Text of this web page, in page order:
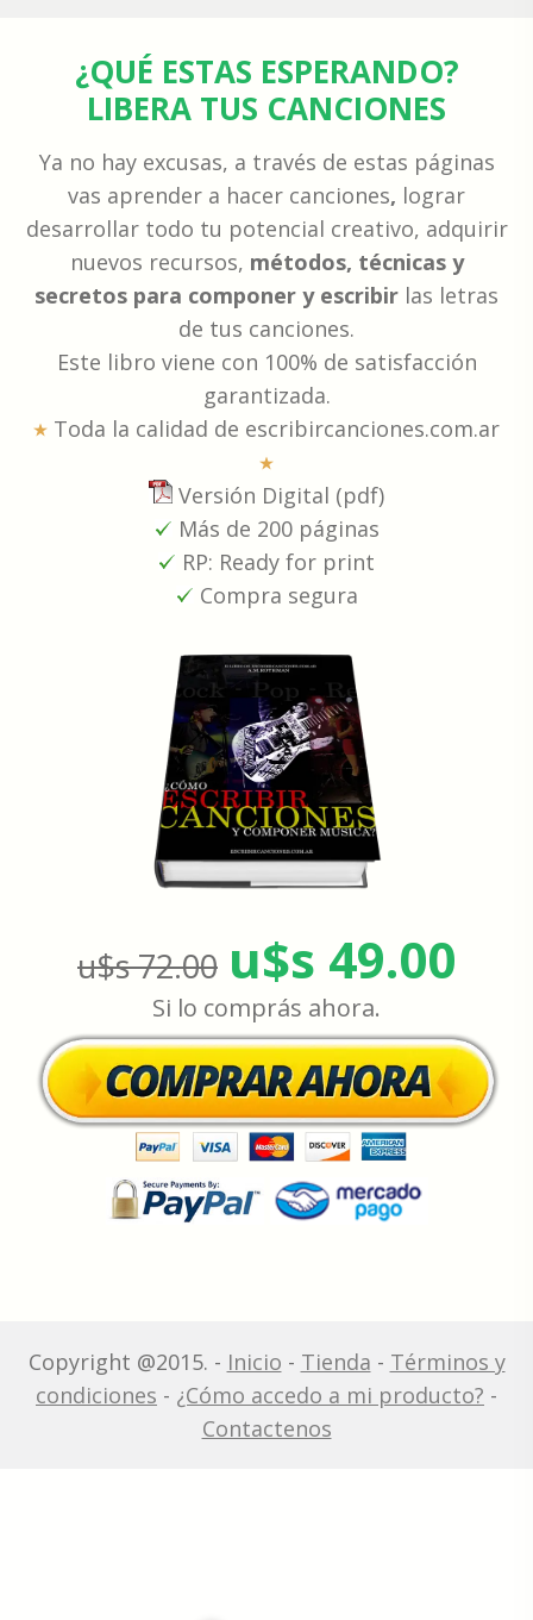
¿QUÉ ESTAS ESPERANDO?
LIBERA TUS CANCIONES
Ya no hay excusas, a través de estas páginas
vas aprender a hacer canciones, lograr
desarrollar todo tu potencial creativo, adquirir
nuevos recursos, métodos, técnicas y
secretos para componer y escribir las letras
de tus canciones.
Este libro viene con 100% de satisfacción
garantizada.
Toda la calidad de escribircanciones.com.ar
Versión Digital (pdf)
Más de 200 páginas
RP: Ready for print
Compra segura
u$s 72.00 u$s 49.00
Si lo comprás ahora.
Copyright @2015. - Inicio - Tienda - Términos y
condiciones - ¿Cómo accedo a mi producto? -
Contactenos